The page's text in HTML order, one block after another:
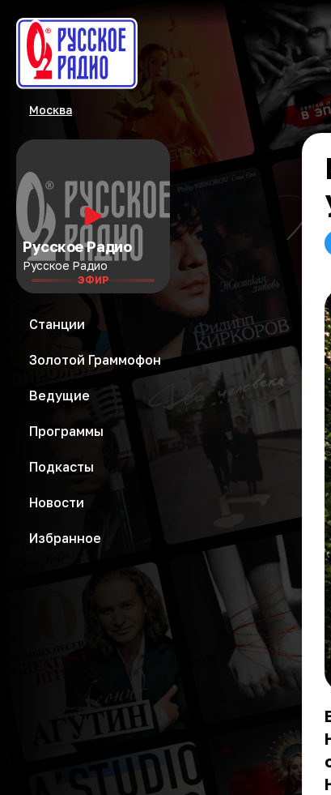
Москва
Русское Радио
Русское Радио
ЭФИР
Станции
Золотой Граммофон
Ведущие
Программы
Подкасты
Новости
Избранное